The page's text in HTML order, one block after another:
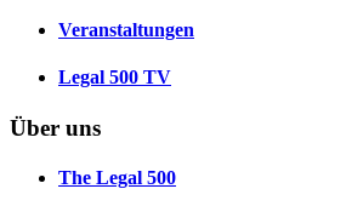
Veranstaltungen
Legal 500 TV
Über uns
The Legal 500